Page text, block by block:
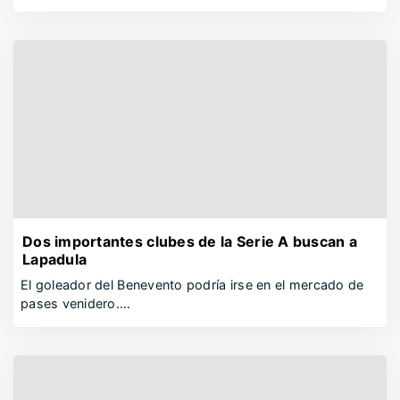
Dos importantes clubes de la Serie A buscan a
Lapadula
El goleador del Benevento podría irse en el mercado de
pases venidero.…